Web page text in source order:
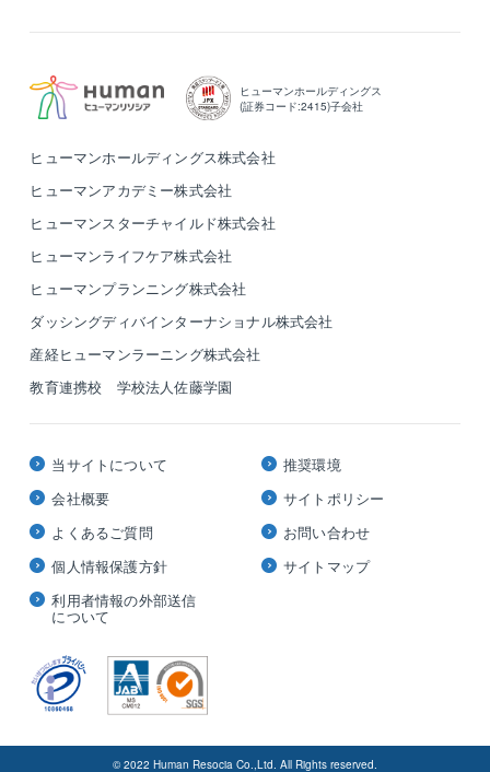
ヒューマンホールディングス
(証券コード:2415)子会社
ヒューマンホールディングス株式会社
ヒューマンアカデミー株式会社
ヒューマンスターチャイルド株式会社
ヒューマンライフケア株式会社
ヒューマンプランニング株式会社
ダッシングディバインターナショナル株式会社
産経ヒューマンラーニング株式会社
教育連携校 学校法人佐藤学園
当サイトについて
会社概要
よくあるご質問
個人情報保護方針
利用者情報の外部送信
について
推奨環境
サイトポリシー
お問い合わせ
サイトマップ
© 2022 Human Resocia Co.,Ltd. All Rights reserved.